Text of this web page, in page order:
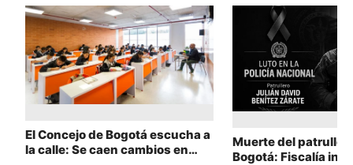
El Concejo de Bogotá escucha a
la calle: Se caen cambios en
Muerte del
Bogotá: Fiscalía